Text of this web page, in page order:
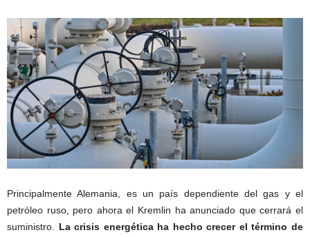
Principalmente Alemania, es un país dependiente del gas y el
petróleo ruso, pero ahora el Kremlin ha anunciado que cerrará el
suministro. La crisis energética ha hecho crecer el término de